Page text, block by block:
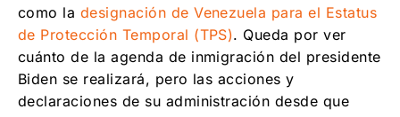
como la designación de Venezuela para el Estatus
de Protección Temporal (TPS). Queda por ver
cuánto de la agenda de inmigración del presidente
Biden se realizará, pero las acciones y
declaraciones de su administración desde que